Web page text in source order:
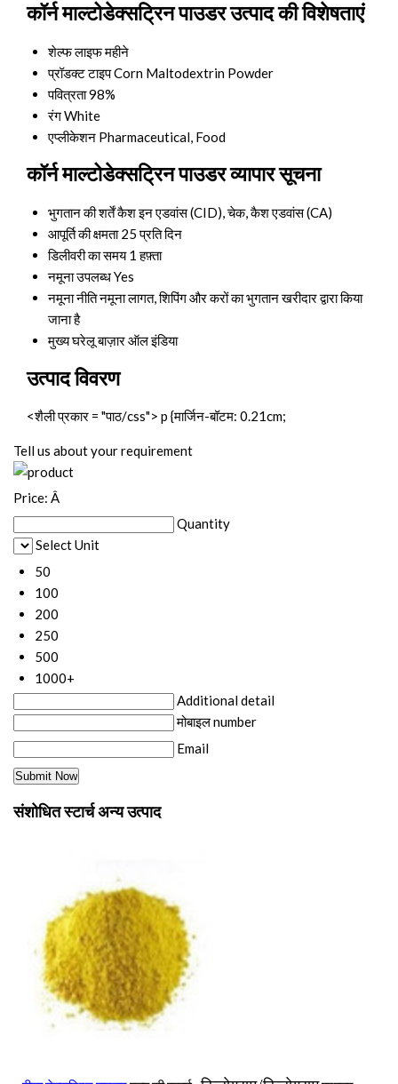
कॉर्न माल्टोडेक्सट्रिन पाउडर उत्पाद की विशेषताएं
शेल्फ लाइफमहीने
प्रॉडक्ट टाइपCorn Maltodextrin Powder
पवित्रता98%
रंगWhite
एप्लीकेशन Pharmaceutical, Food
कॉर्न माल्टोडेक्सट्रिन पाउडर व्यापार सूचना
भुगतान की शर्तेंकैश इन एडवांस (CID), चेक, कैश एडवांस (CA)
आपूर्ति की क्षमता 25 प्रति दिन
डिलीवरी का समय 1 हफ़्ता
नमूना उपलब्धYes
नमूना नीतिनमूना लागत, शिपिंग और करों का भुगतान खरीदार द्वारा किया
जाना है
मुख्य घरेलू बाज़ारऑल इंडिया
उत्पाद विवरण
<शैली प्रकार = "पाठ/css"> p {मार्जिन-बॉटम: 0.21cm;
Tell us about your requirement
Price: Â
Quantity
Select Unit
50
100
200
250
500
1000+
Additional detail
मोबाइल number
Email
संशोधित स्टार्च अन्य उत्पाद